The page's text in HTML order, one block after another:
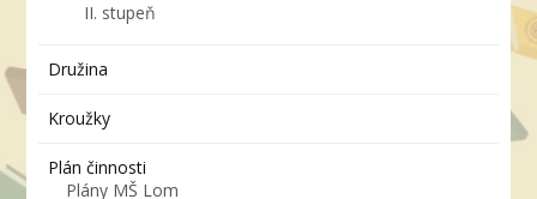
II. stupeň
Družina
Kroužky
Plán činnosti
Plány MŠ Lom